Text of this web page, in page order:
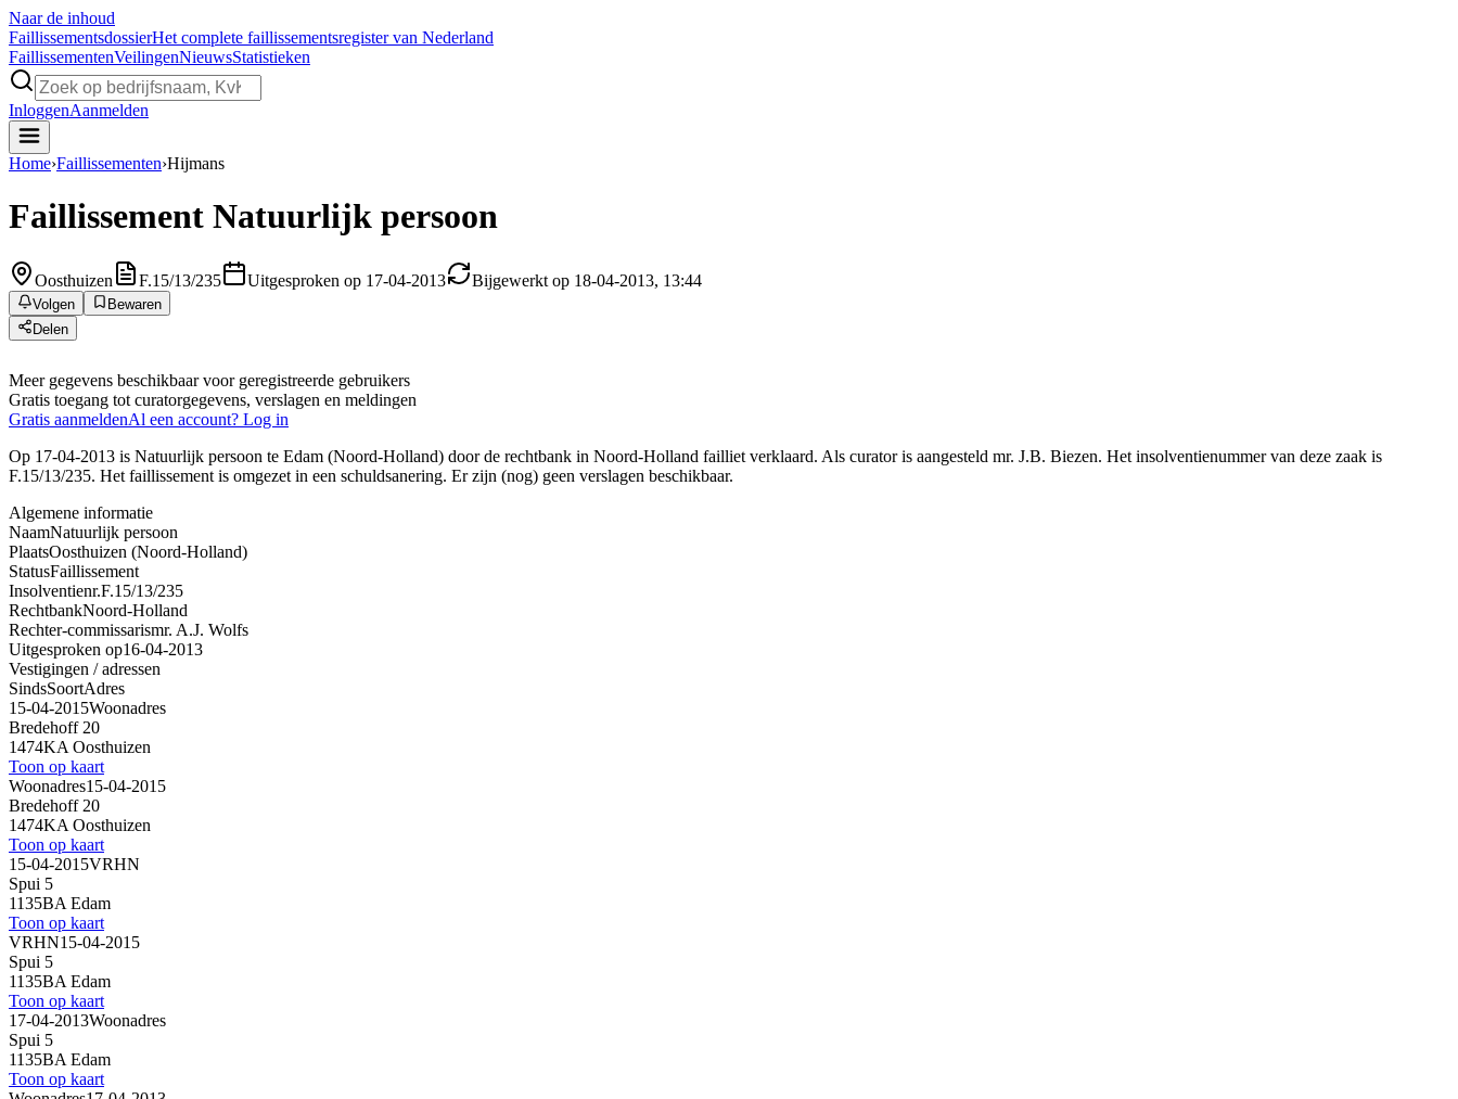
Naar de inhoud
FaillissementsdossierHet complete faillissementsregister van Nederland
FaillissementenVeilingenNieuwsStatistieken
InloggenAanmelden
Home›Faillissementen›Hijmans
Faillissement Natuurlijk persoon
Oosthuizen F.15/13/235 Uitgesproken op 17-04-2013 Bijgewerkt op 18-04-2013, 13:44
Volgen
Bewaren
Delen
Meer gegevens beschikbaar voor geregistreerde gebruikers
Gratis toegang tot curatorgegevens, verslagen en meldingen
Gratis aanmeldenAl een account? Log in
Op 17-04-2013 is Natuurlijk persoon te Edam (Noord-Holland) door de rechtbank in Noord-Holland failliet verklaard. Als curator is aangesteld mr. J.B. Biezen. Het insolventienummer van deze zaak is
F.15/13/235. Het faillissement is omgezet in een schuldsanering. Er zijn (nog) geen verslagen beschikbaar.
Algemene informatie
NaamNatuurlijk persoon
PlaatsOosthuizen (Noord-Holland)
StatusFaillissement
Insolventienr.F.15/13/235
RechtbankNoord-Holland
Rechter-commissarismr. A.J. Wolfs
Uitgesproken op16-04-2013
Vestigingen / adressen
SindsSoortAdres
15-04-2015Woonadres
Bredehoff 20
1474KA Oosthuizen
Toon op kaart
Woonadres15-04-2015
Bredehoff 20
1474KA Oosthuizen
Toon op kaart
15-04-2015VRHN
Spui 5
1135BA Edam
Toon op kaart
VRHN15-04-2015
Spui 5
1135BA Edam
Toon op kaart
17-04-2013Woonadres
Spui 5
1135BA Edam
Toon op kaart